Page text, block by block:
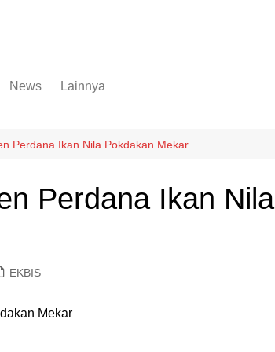
News
Internasional
Lintas Koramil – MS
Ormas
Lainnya
Ekbis
Opini
Perdana Ikan Nila Pokdakan Mekar
Perdana Ikan Nila
EKBIS